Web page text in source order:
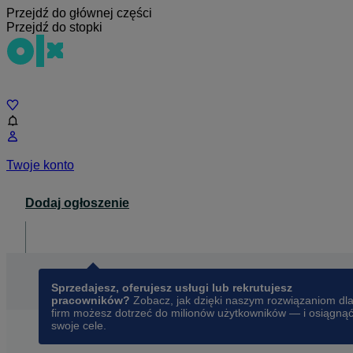
Przejdź do głównej części
Przejdź do stopki
Twoje konto
Dodaj ogłoszenie
Sprzedajesz, oferujesz usługi lub rekrutujesz
pracowników? Zobacz, jak dzięki naszym rozwiązaniom dla
firm możesz dotrzeć do milionów użytkowników — i osiągnąć
swoje cele.